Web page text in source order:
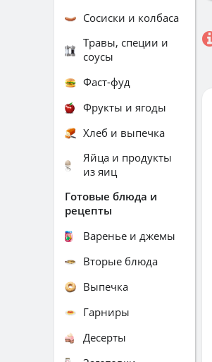
Сосиски и колбаса
Травы, специи и
соусы
Фаст-фуд
Фрукты и ягоды
Хлеб и выпечка
Яйца и продукты
из яиц
Готовые блюда и
рецепты
Варенье и джемы
Вторые блюда
Выпечка
Гарниры
Десерты